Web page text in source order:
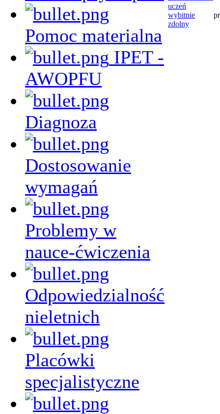
Pomoc materialna
IPET -
AWOPFU
Diagnoza
Dostosowanie
wymagań
Problemy w
nauce-ćwiczenia
Odpowiedzialność
nieletnich
Placówki
specjalistyczne
uczeń
wybitnie
zdolny